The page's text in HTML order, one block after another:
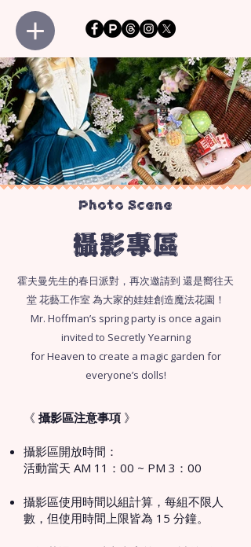
Photo Scene
攝影專區
霍夫曼先生的春日派對，再次邀請到 還是嚮往天
堂 花藝工作室 為大家的娃娃創造魔法花園！
​Mr. Hoffman’s spring party is once again
invited to Secretly Yearning
for Heaven to create a magic garden for
everyone’s dolls!
​​《 攝影區注意事項 》
攝影區開放時間：
活動當天 AM 11：00 ~ PM 3：00
攝影區使用時間以組計算，每組不限人
數，但使用時間上限皆為 15 分鐘。